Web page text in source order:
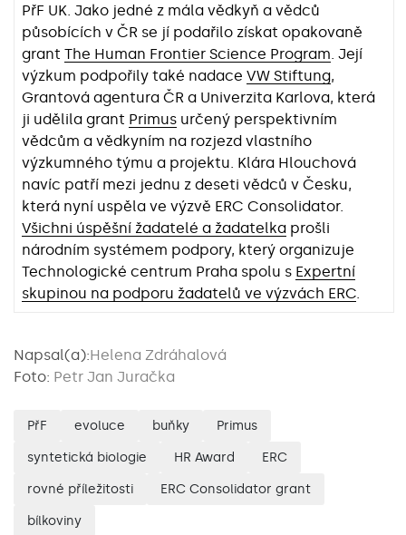
PřF UK. Jako jedné z mála vědkyň a vědců
působících v ČR se jí podařilo získat opakovaně
grant The Human Frontier Science Program . Její
výzkum podpořily také nadace VW Stiftung,
Grantová agentura ČR a Univerzita Karlova, která
ji udělila grant Primus určený perspektivním
vědcům a vědkyním na rozjezd vlastního
výzkumného týmu a projektu. Klára Hlouchová
navíc patří mezi jednu z deseti vědců v Česku,
která nyní uspěla ve výzvě ERC Consolidator.
Všichni úspěšní žadatelé a žadatelka prošli
národním systémem podpory, který organizuje
Technologické centrum Praha spolu s Expertní
skupinou na podporu žadatelů ve výzvách ERC
Napsal(a):Helena Zdráhalová
Foto: Petr Jan Juračka
PřF evoluce buňky Primus
syntetická biologie HR Award ERC
rovné příležitosti ERC Consolidator grant
bílkoviny